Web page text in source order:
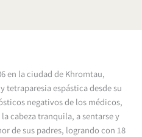
en la ciudad de Khromtau,
tetraparesia espástica desde su
negativos de los médicos,
cabeza tranquila, a sentarse y
de sus padres, logrando con 18